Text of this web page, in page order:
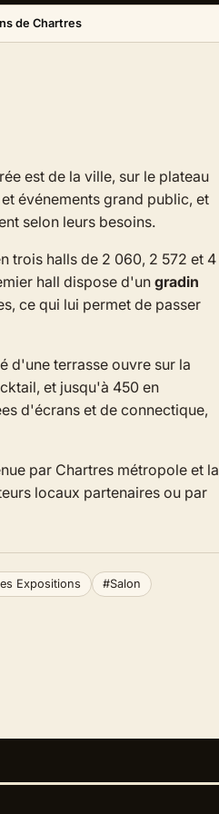
de Chartres
est de la ville, sur le plateau
événements grand public, et
selon leurs besoins.
trois halls de 2 060, 2 572 et 4
hall dispose d'ungradin
ce qui lui permet de passer
d'une terrasse ouvre sur la
et jusqu'à 450 en
d'écrans et de connectique,
par Chartres métropole et la
locaux partenaires ou par
Expositions #Salon